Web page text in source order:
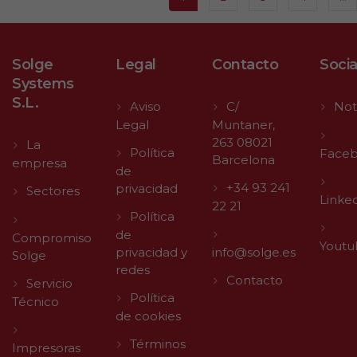
Solge
Systems
S.L.
La
empresa
Sectores
Compromiso
Solge
Servicio
Técnico
Impresoras
Legal
Aviso
Legal
Política
de
privacidad
Política
de
privacidad y
redes
Política
de cookies
Términos
Contacto
C/
Muntaner,
263 08021
Barcelona
+34 93 241
22 21
info@solge.es
Contacto